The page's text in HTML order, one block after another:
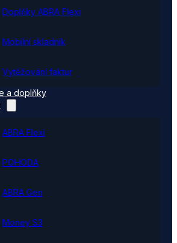
Doplňky ABRA Flexi
Mobilní skladník
Vytěžování faktur
a doplňky
ABRA Flexi
POHODA
ABRA Gen
Money S3